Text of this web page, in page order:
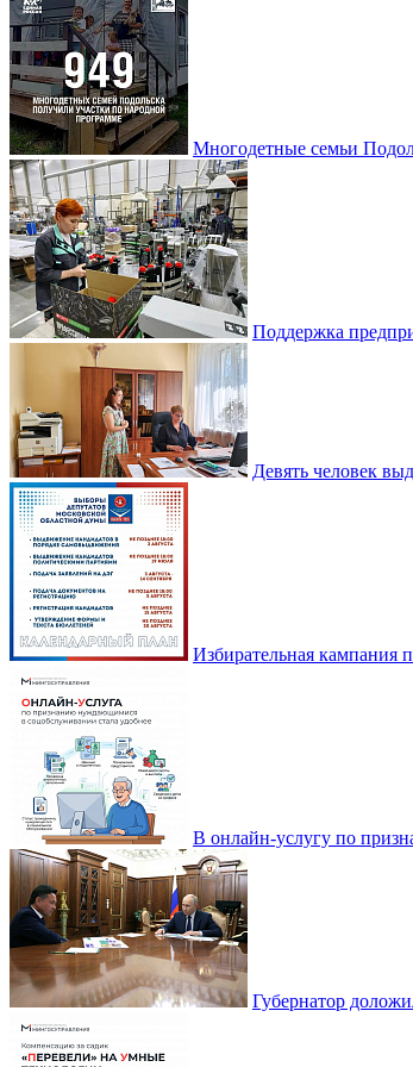
Многодетные семьи
Поддержка
Девять человек
Избирательная кампания
В онлайн-услугу по
Губернатор